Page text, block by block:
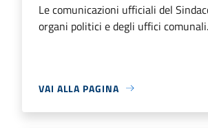
Le comunicazioni ufficiali del
organi politici e degli uffici comunali.
VAI ALLA PAGINA